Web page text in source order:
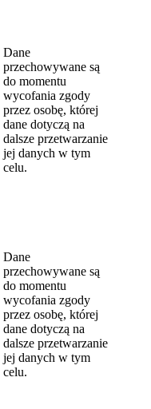
Dane
przechowywane są
do momentu
wycofania zgody
przez osobę, której
dane dotyczą na
dalsze przetwarzanie
jej danych w tym
celu.
Dane
przechowywane są
do momentu
wycofania zgody
przez osobę, której
dane dotyczą na
dalsze przetwarzanie
jej danych w tym
celu.